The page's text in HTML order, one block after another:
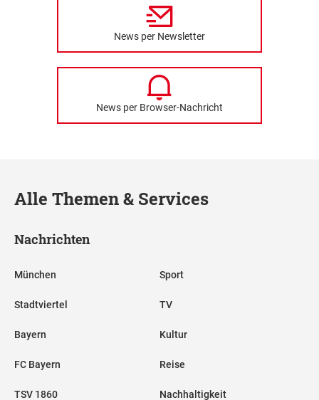
News per Newsletter
News per Browser-Nachricht
Alle Themen & Services
Nachrichten
München
Stadtviertel
Bayern
FC Bayern
TSV 1860
Sport
TV
Kultur
Reise
Nachhaltigkeit